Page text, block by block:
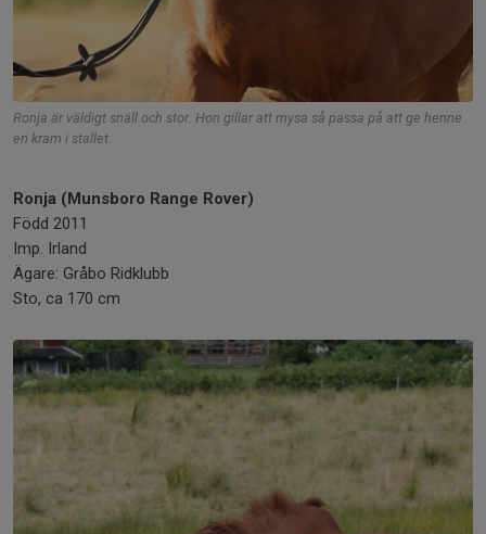
Ronja är väldigt snäll och stor. Hon gillar att mysa så passa på att ge henne
en kram i stallet.
Ronja (Munsboro Range Rover)
Född 2011
Imp. Irland
Ägare: Gråbo Ridklubb
Sto, ca 170 cm